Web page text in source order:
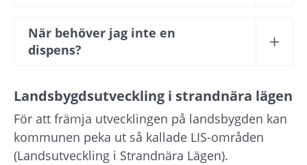
När behöver jag inte en
dispens?
Landsbygdsutveckling i strandnära lägen
För att främja utvecklingen på landsbygden kan
kommunen peka ut så kallade LIS-områden
(Landsutveckling i Strandnära Lägen).